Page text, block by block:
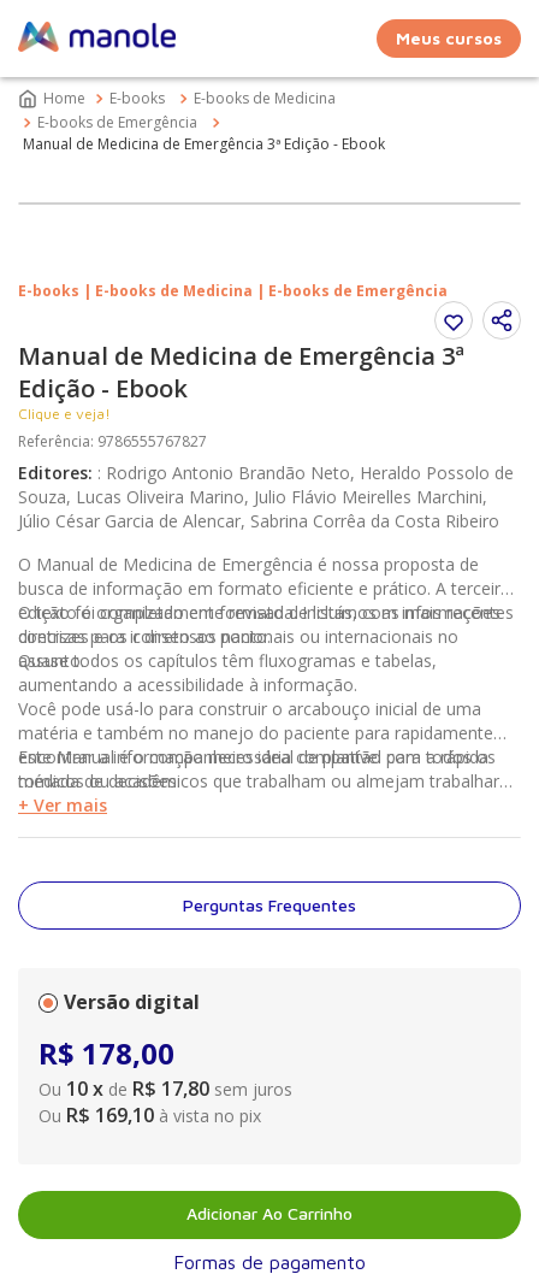
Meus cursos
E-books
E-books de Medicina
E-books de Emergência
Manual de Medicina de Emergência 3ª Edição - Ebook
E-books | E-books de Medicina | E-books de Emergência
Manual de Medicina de Emergência 3ª
Edição - Ebook
Clique e veja!
Referência: 9786555767827
Editores: : Rodrigo Antonio Brandão Neto, Heraldo Possolo de
Souza, Lucas Oliveira Marino, Julio Flávio Meirelles Marchini,
Júlio César Garcia de Alencar, Sabrina Corrêa da Costa Ribeiro
O Manual de Medicina de Emergência é nossa proposta de
busca de informação em formato eficiente e prático. A terceira
edição foi completamente revisada. Incluímos as mais recentes
diretrizes e os consensos nacionais ou internacionais no
assunto.
O texto é organizado em formato de listas, com informações
concisas para ir direto ao ponto.
Quase todos os capítulos têm fluxogramas e tabelas,
aumentando a acessibilidade à informação.
Você pode usá-lo para construir o arcabouço inicial de uma
matéria e também no manejo do paciente para rapidamente
encontrar a informação necessária compatível com a rápida
tomada de decisões.
Este Manual é o companheiro ideal de plantão para todos os
médicos ou acadêmicos que trabalham ou almejam trabalhar
em salas de emergência e atendendo pacientes graves.
+ Ver mais
Perguntas Frequentes
Versão digital
R$ 178,00
Ou 10x de R$ 17,80 sem juros
Ou R$ 169,10 à vista no pix
Adicionar Ao Carrinho
Formas de pagamento